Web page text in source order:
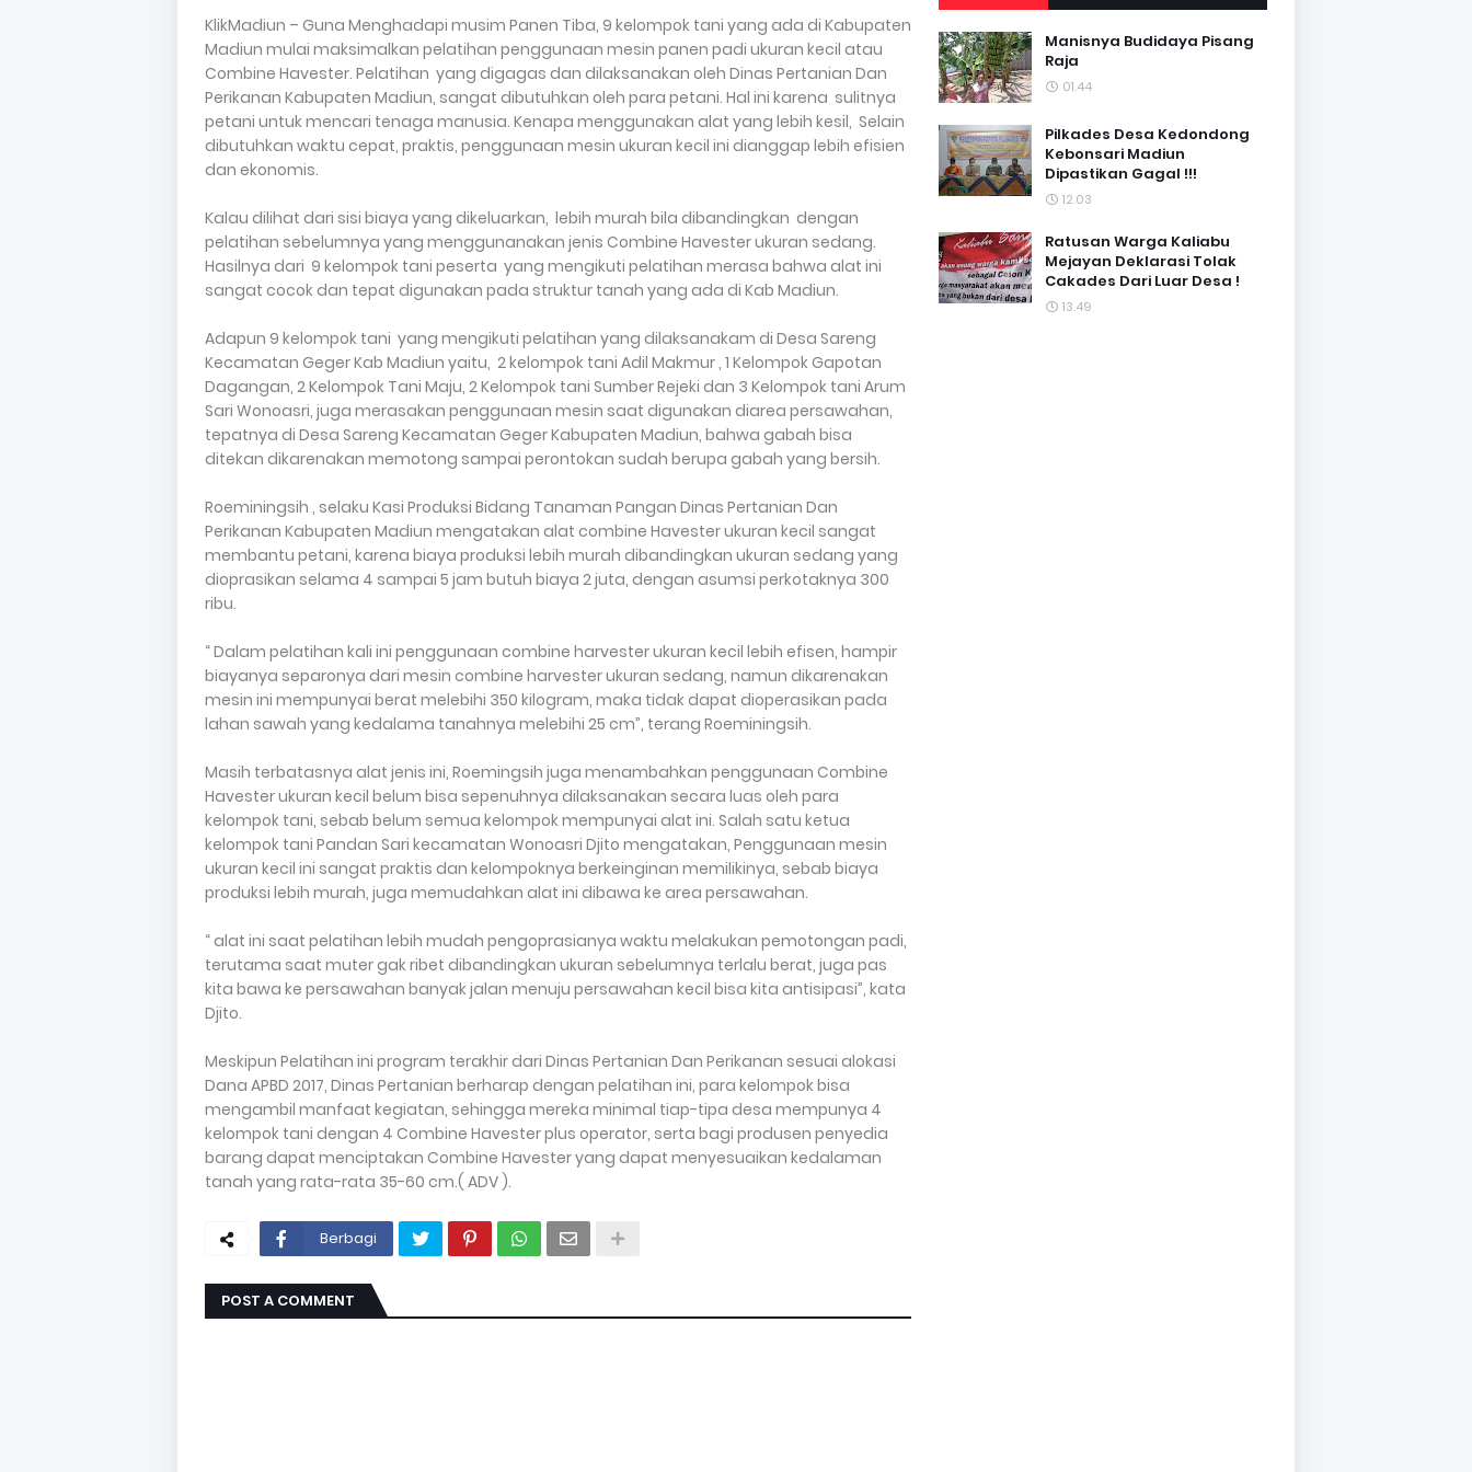
KlikMadiun – Guna Menghadapi musim Panen Tiba, 9 kelompok tani yang ada di Kabupaten
Madiun mulai maksimalkan pelatihan penggunaan mesin panen padi ukuran kecil atau
Combine Havester. Pelatihan yang digagas dan dilaksanakan oleh Dinas Pertanian Dan
Perikanan Kabupaten Madiun, sangat dibutuhkan oleh para petani. Hal ini karena sulitnya
petani untuk mencari tenaga manusia. Kenapa menggunakan alat yang lebih kesil, Selain
dibutuhkan waktu cepat, praktis, penggunaan mesin ukuran kecil ini dianggap lebih efisien
dan ekonomis.
Kalau dilihat dari sisi biaya yang dikeluarkan, lebih murah bila dibandingkan dengan
pelatihan sebelumnya yang menggunanakan jenis Combine Havester ukuran sedang.
Hasilnya dari 9 kelompok tani peserta yang mengikuti pelatihan merasa bahwa alat ini
sangat cocok dan tepat digunakan pada struktur tanah yang ada di Kab Madiun.
Adapun 9 kelompok tani yang mengikuti pelatihan yang dilaksanakam di Desa Sareng
Kecamatan Geger Kab Madiun yaitu, 2 kelompok tani Adil Makmur , 1 Kelompok Gapotan
Dagangan, 2 Kelompok Tani Maju, 2 Kelompok tani Sumber Rejeki dan 3 Kelompok tani Arum
Sari Wonoasri, juga merasakan penggunaan mesin saat digunakan diarea persawahan,
tepatnya di Desa Sareng Kecamatan Geger Kabupaten Madiun, bahwa gabah bisa
ditekan dikarenakan memotong sampai perontokan sudah berupa gabah yang bersih.
Roeminingsih , selaku Kasi Produksi Bidang Tanaman Pangan Dinas Pertanian Dan
Perikanan Kabupaten Madiun mengatakan alat combine Havester ukuran kecil sangat
membantu petani, karena biaya produksi lebih murah dibandingkan ukuran sedang yang
dioprasikan selama 4 sampai 5 jam butuh biaya 2 juta, dengan asumsi perkotaknya 300
ribu.
“ Dalam pelatihan kali ini penggunaan combine harvester ukuran kecil lebih efisen, hampir
biayanya separonya dari mesin combine harvester ukuran sedang, namun dikarenakan
mesin ini mempunyai berat melebihi 350 kilogram, maka tidak dapat dioperasikan pada
lahan sawah yang kedalama tanahnya melebihi 25 cm”, terang Roeminingsih.
Masih terbatasnya alat jenis ini, Roemingsih juga menambahkan penggunaan Combine
Havester ukuran kecil belum bisa sepenuhnya dilaksanakan secara luas oleh para
kelompok tani, sebab belum semua kelompok mempunyai alat ini. Salah satu ketua
kelompok tani Pandan Sari kecamatan Wonoasri Djito mengatakan, Penggunaan mesin
ukuran kecil ini sangat praktis dan kelompoknya berkeinginan memilikinya, sebab biaya
produksi lebih murah, juga memudahkan alat ini dibawa ke area persawahan.
“ alat ini saat pelatihan lebih mudah pengoprasianya waktu melakukan pemotongan padi,
terutama saat muter gak ribet dibandingkan ukuran sebelumnya terlalu berat, juga pas
kita bawa ke persawahan banyak jalan menuju persawahan kecil bisa kita antisipasi”, kata
Djito.
Meskipun Pelatihan ini program terakhir dari Dinas Pertanian Dan Perikanan sesuai alokasi
Dana APBD 2017, Dinas Pertanian berharap dengan pelatihan ini, para kelompok bisa
mengambil manfaat kegiatan, sehingga mereka minimal tiap-tipa desa mempunya 4
kelompok tani dengan 4 Combine Havester plus operator, serta bagi produsen penyedia
barang dapat menciptakan Combine Havester yang dapat menyesuaikan kedalaman
tanah yang rata-rata 35-60 cm.( ADV ).
Berbagi
POST A COMMENT
Manisnya Budidaya Pisang
Raja
01.44
Pilkades Desa Kedondong
Kebonsari Madiun
Dipastikan Gagal !!!
12.03
Ratusan Warga Kaliabu
Mejayan Deklarasi Tolak
Cakades Dari Luar Desa !
13.49